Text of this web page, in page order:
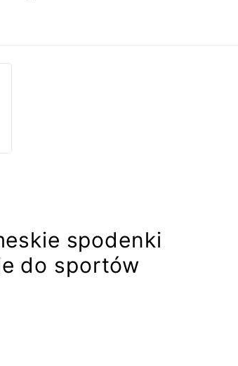
spodenki
do sportów